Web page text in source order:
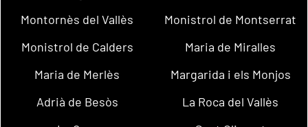
Montornès del Vallès
Monistrol de Montserrat
Monistrol de Calders
Maria de Miralles
Maria de Merlès
Margarida i els Monjos
Adrià de Besòs
La Roca del Vallès